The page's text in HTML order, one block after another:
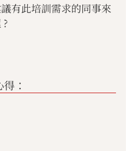
有此培訓需求的同事來
：